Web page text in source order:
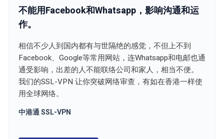
不能用Facebook和Whatsapp，影响沟通和运
作。
相信不少人到国内都有与世隔绝的感觉，不但上不到
Facebook、Google等常用网站，连Whatsapp和电邮也通
通受影响，出差的人不能联络公司和家人，相当不便。
我们的SSL-VPN 让你突破网络审查，有如在香港一样使
用全球网络。
中港通 SSL-VPN